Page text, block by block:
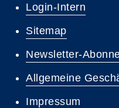
Login-Intern
Sitemap
Newsletter-
Allgemeine
Impressum